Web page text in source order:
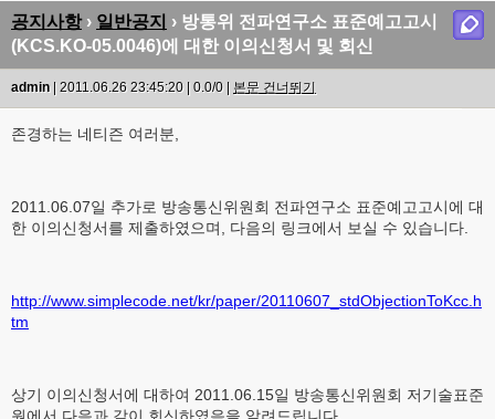
공지사항› 일반공지 › 방통위 전파연구소 표준예고고시
(KCS.KO-05.0046)에 대한 이의신청서 및 회신
admin| 2011.06.26 23:45:20 | 0.0/0 | 본문 건너뛰기
존경하는 네티즌 여러분,
2011.06.07일 추가로 방송통신위원회 전파연구소 표준예고고시에 대
한 이의신청서를 제출하였으며, 다음의 링크에서 보실 수 있습니다.
http://www.simplecode.net/kr/paper/20110607_stdObjectionToKcc.h
tm
상기 이의신청서에 대하여 2011.06.15일 방송통신위원회 저기술표준